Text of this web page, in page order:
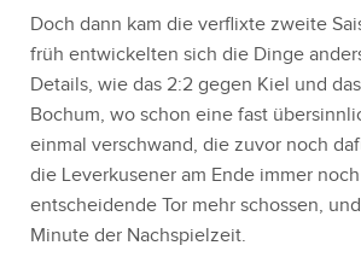
Doch dann kam die verflixte zweite
früh entwickelten sich die Dinge
Details, wie das 2:2 gegen Kiel und das
Bochum, wo schon eine fast
einmal verschwand, die zuvor noch
die Leverkusener am Ende immer
entscheidende Tor mehr schossen,
Minute der Nachspielzeit.